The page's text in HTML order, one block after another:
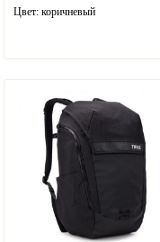
Цвет: коричневый